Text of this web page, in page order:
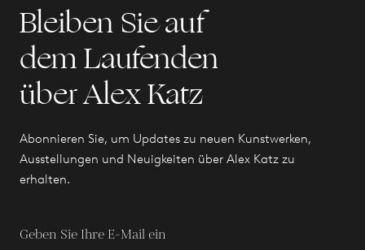
Bleiben Sie auf
dem Laufenden
über Alex Katz
Abonnieren Sie, um Updates zu neuen Kunstwerken,
Ausstellungen und Neuigkeiten über Alex Katz zu
erhalten.
Geben Sie Ihre E-Mail ein